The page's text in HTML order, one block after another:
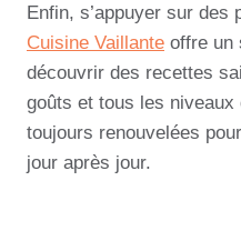
Enfin, s’appuyer sur des
Cuisine Vaillante offre un
découvrir des recettes
goûts et tous les
toujours renouvelées
jour après jour.